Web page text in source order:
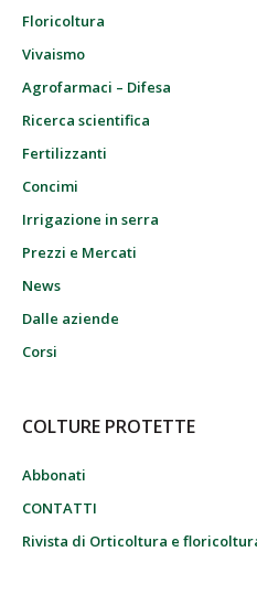
Floricoltura
Vivaismo
Agrofarmaci – Difesa
Ricerca scientifica
Fertilizzanti
Concimi
Irrigazione in serra
Prezzi e Mercati
News
Dalle aziende
Corsi
COLTURE PROTETTE
Abbonati
CONTATTI
Rivista di Orticoltura e